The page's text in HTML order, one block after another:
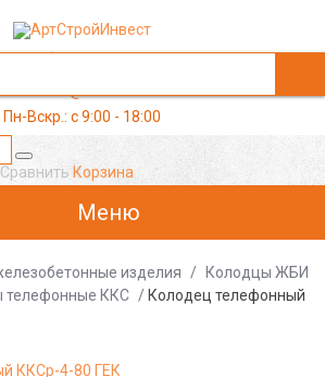
117-03-05
Пн-Вскр.: c 9:00 - 18:00
Сравнить Корзина
Меню
изделия /
Колодцы ЖБИ
телефонные ККС / Колодец телефонный